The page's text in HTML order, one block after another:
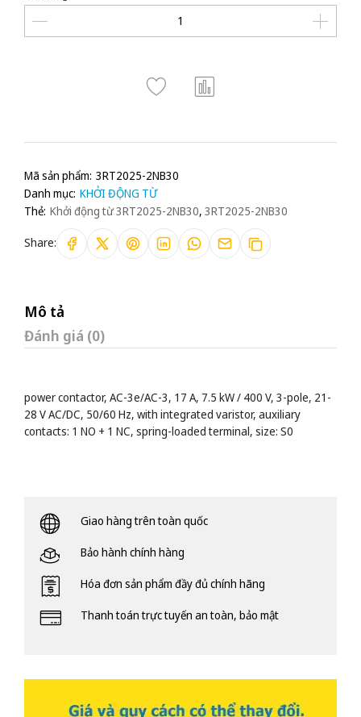
Mã sản phẩm: 3RT2025-2NB30
Danh mục: KHỞI ĐỘNG TỪ
Thẻ: Khởi động từ 3RT2025-2NB30, 3RT2025-2NB30
Share:
Mô tả
Đánh giá (0)
power contactor, AC-3e/AC-3, 17 A, 7.5 kW / 400 V, 3-pole, 21-
28 V AC/DC, 50/60 Hz, with integrated varistor, auxiliary
contacts: 1 NO + 1 NC, spring-loaded terminal, size: S0
Giao hàng trên toàn quốc
Bảo hành chính hàng
Hóa đơn sản phẩm đầy đủ chính hãng
Thanh toán trực tuyến an toàn, bảo mật